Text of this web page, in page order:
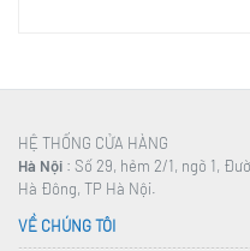
HỆ THỐNG CỬA HÀNG
Hà Nội : Số 29, hẻm 2/1, ngõ 1,
Hà Đông, TP Hà Nội.
VỀ CHÚNG TÔI